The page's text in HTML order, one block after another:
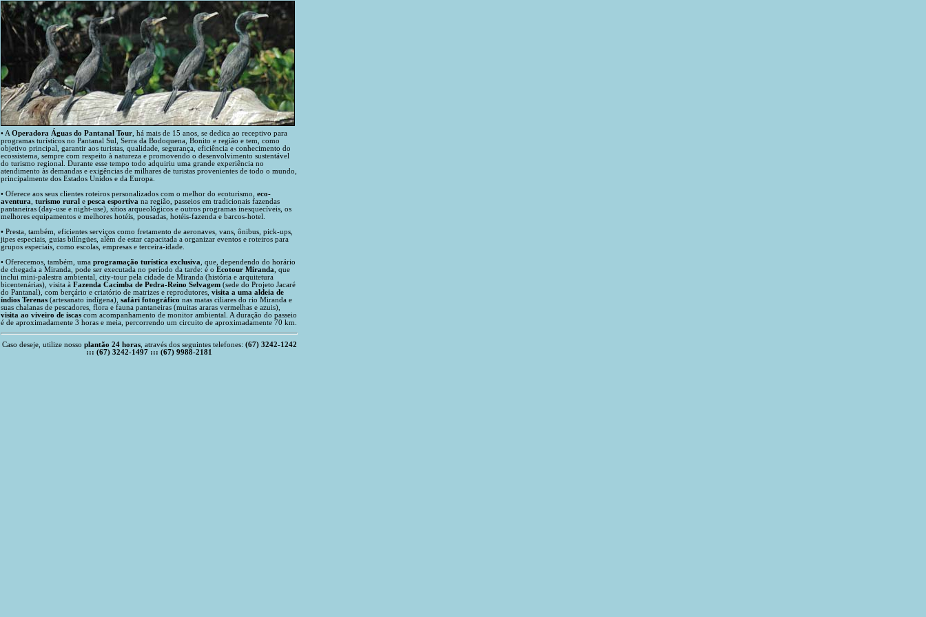
• A Operadora Águas do Pantanal Tour , há mais de 15 anos, se dedica ao receptivo para
programas turísticos no Pantanal Sul, Serra da Bodoquena, Bonito e região e tem, como
objetivo principal, garantir aos turistas, qualidade, segurança, eficiência e conhecimento do
ecossistema, sempre com respeito à natureza e promovendo o desenvolvimento sustentável
do turismo regional. Durante esse tempo todo adquiriu uma grande experiência no
atendimento às demandas e exigências de milhares de turistas provenientes de todo o mundo,
principalmente dos Estados Unidos e da Europa.
• Oferece aos seus clientes roteiros personalizados com o melhor do ecoturismo, eco-
aventura
turismo rural e pesca esportiva na região, passeios em tradicionais fazendas
pantaneiras (day-use e night-use), sítios arqueológicos e outros programas inesquecíveis, os
melhores equipamentos e melhores hotéis, pousadas, hotéis-fazenda e barcos-hotel.
• Presta, também, eficientes serviços como fretamento de aeronaves, vans, ônibus, pick-ups,
jipes especiais, guias bilíngües, além de estar capacitada a organizar eventos e roteiros para
grupos especiais, como escolas, empresas e terceira-idade.
• Oferecemos, também, uma programação turística exclusiva , que, dependendo do horário
de chegada a Miranda, pode ser executada no período da tarde: é o Ecotour Miranda , que
inclui mini-palestra ambiental, city-tour pela cidade de Miranda (história e arquitetura
bicentenárias), visita à Fazenda Cacimba de Pedra-Reino Selvagem (sede do Projeto Jacaré
do Pantanal), com berçário e criatório de matrizes e reprodutores, visita a uma aldeia de
índios Terenas (artesanato indígena), safári fotográfico nas matas ciliares do rio Miranda e
suas chalanas de pescadores, flora e fauna pantaneiras (muitas araras vermelhas e azuis),
visita ao viveiro de iscas com acompanhamento de monitor ambiental. A duração do passeio
é de aproximadamente 3 horas e meia, percorrendo um circuito de aproximadamente 70 km.
Caso deseje, utilize nosso plantão 24 horas, através dos seguintes telefones: (67) 3242-1242
::: (67) 3242-1497 ::: (67) 9988-2181